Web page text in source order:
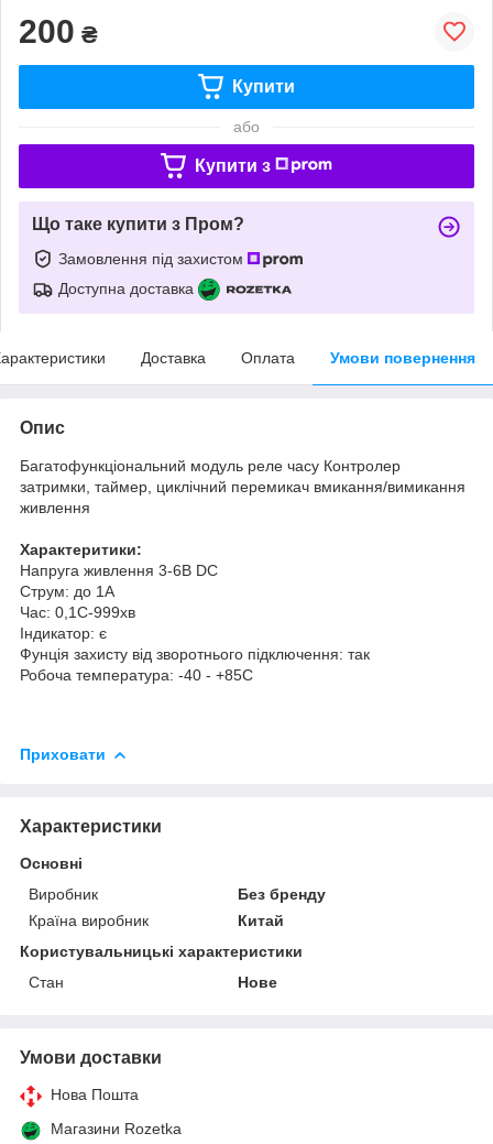
200 ₴
Купити
або
Купити з
Що таке купити з Пром?
Замовлення під захистом
Доступна доставка
Доставка Оплата Умови повернення
Опис
Багатофункціональний модуль реле часу Контролер
затримки, таймер, циклічний перемикач вмикання/вимикання
живлення
Характеритики:
Напруга живлення 3-6В DC
Струм: до 1А
Час: 0,1С-999хв
Індикатор: є
Фунція захисту від зворотнього підключення: так
Робоча температура: -40 - +85С
Приховати
Характеристики
Основні
Виробник
Без бренду
Країна виробник
Китай
Користувальницькі характеристики
Стан
Нове
Умови доставки
Нова Пошта
Магазини Rozetka